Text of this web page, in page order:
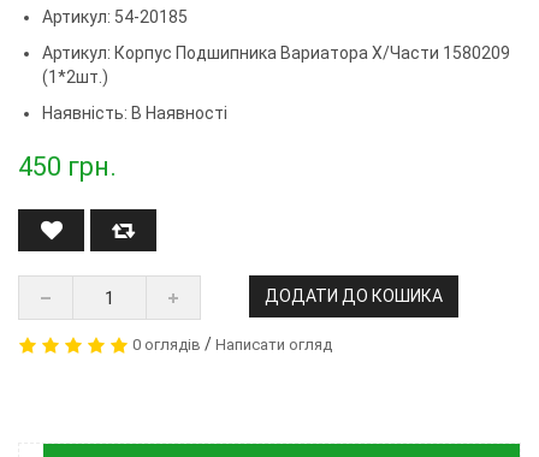
Артикул: 54-20185
Артикул: Корпус Подшипника Вариатора Х/части 1580209
(1*2шт.)
Наявність: В Наявності
450 грн.
ДОДАТИ ДО КОШИКА
0 оглядів / Написати огляд